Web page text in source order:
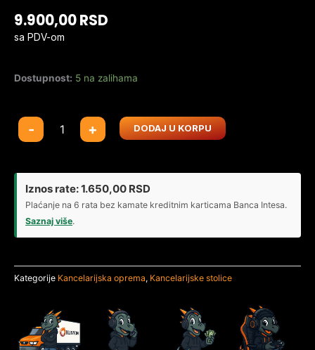
9.900,00RSD
sa PDV-om
Dostupnost: 5 na zalihama
-
Ergonomska
kancelarijska
Siva
količina
+ DODAJ U KORPU
Iznos rate:1.650,00 RSD
Plaćanje na 6 rata bez kamate kreditnim karticama Banca Intesa.
Saznaj više.
Kategorije Kancelarijska oprema, Kancelarijske stolice